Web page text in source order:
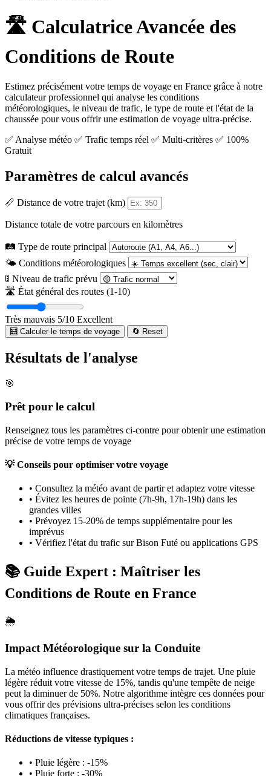
🛣️ Calculatrice Avancée des
Conditions de Route
Estimez précisément votre temps de voyage en France grâce à notre
calculateur professionnel qui analyse les conditions
météorologiques, le niveau de trafic, le type de route et l'état de la
chaussée pour vous offrir une estimation de voyage ultra-précise.
✅ Analyse météo ✅ Trafic temps réel ✅ Multi-critères ✅ 100%
Gratuit
Paramètres de calcul avancés
📏 Distance de votre trajet (km)
Distance totale de votre parcours en kilomètres
🛤️ Type de route principal
🌤️ Conditions météorologiques
🚦 Niveau de trafic prévu
🛣️ État général des routes (1-10)
Très mauvais 5/10 Excellent
🧮 Calculer le temps de voyage 🔄 Reset
Résultats de l'analyse
🎯
Prêt pour le calcul
Renseignez tous les paramètres ci-contre pour obtenir une estimation
précise de votre temps de voyage
💡Conseils pour optimiser votre voyage
• Consultez la météo avant de partir et adaptez votre vitesse
• Évitez les heures de pointe (7h-9h, 17h-19h) dans les
grandes villes
• Prévoyez 15-20% de temps supplémentaire pour les
imprévus
• Vérifiez l'état du trafic sur Bison Futé ou applications GPS
📚 Guide Expert : Maîtriser les
Conditions de Route en France
🌦️
Impact Météorologique sur la Conduite
La météo influence drastiquement votre temps de trajet. Une pluie
légère réduit votre vitesse de 15%, tandis qu'une tempête de neige
peut la diminuer de 50%. Notre algorithme intègre ces données pour
vous offrir des prévisions ultra-précises selon les conditions
climatiques françaises.
Réductions de vitesse typiques :
• Pluie légère : -15%
• Pluie forte : -30%